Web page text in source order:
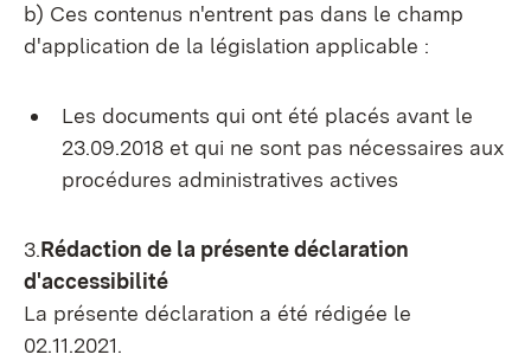
b) Ces contenus n'entrent pas dans le champ
d'application de la législation applicable :
Les documents qui ont été placés avant le
23.09.2018 et qui ne sont pas nécessaires aux
procédures administratives actives
3.Rédaction de la présente déclaration
d'accessibilité
La présente déclaration a été rédigée le
02.11.2021.